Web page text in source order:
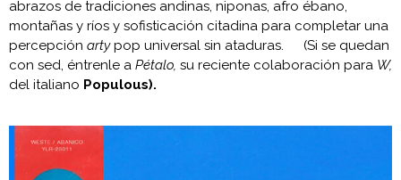
abrazos de tradiciones andinas, niponas, afro ébano,
montañas y ríos y sofisticación citadina para completar una
percepción artypop universal sin ataduras. (Si se quedan
con sed, éntrenle a Pétalo, su reciente colaboración para W,
del italiano Populous).